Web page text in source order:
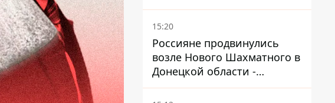
причинах
15:20
Россияне продвинулись
возле Нового Шахматного в
Донецкой области -
DeepState